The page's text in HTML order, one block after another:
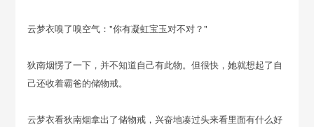
云梦衣嗅了嗅空气："你有凝虹宝玉对不对？"
狄南烟愣了一下，并不知道自己有此物。但很快，她就想起了自
己还收着霸爸的储物戒。
云梦衣看狄南烟拿出了储物戒，兴奋地凑过头来看里面有什么好